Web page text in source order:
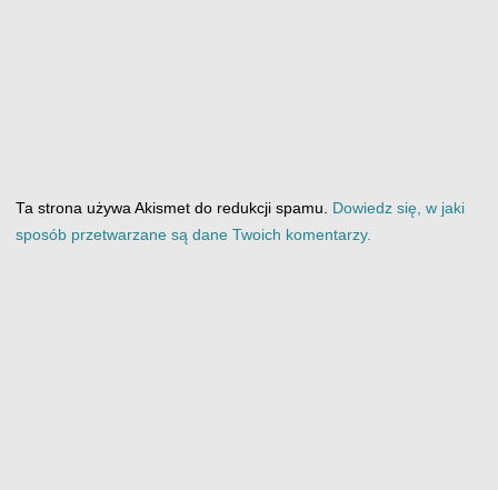
Ta strona używa Akismet do redukcji spamu.
Dowiedz się, w jaki
sposób przetwarzane są dane Twoich komentarzy.